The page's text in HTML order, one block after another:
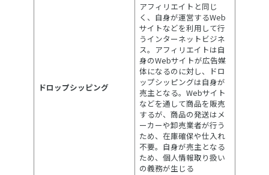
ドロップシッピング
アフィリエイトと同じ
く、自身が運営するWeb
サイトなどを利用して行
うインターネットビジネ
ス。アフィリエイトは自
身のWebサイトが広告媒
体になるのに対し、ドロ
ップシッピングは自身が
売主となる。Webサイト
などを通して商品を販売
するが、商品の発送はメ
ーカーや卸売業者が行う
ため、在庫確保や仕入れ
不要。自身が売主となる
ため、個人情報取り扱い
の義務が生じる